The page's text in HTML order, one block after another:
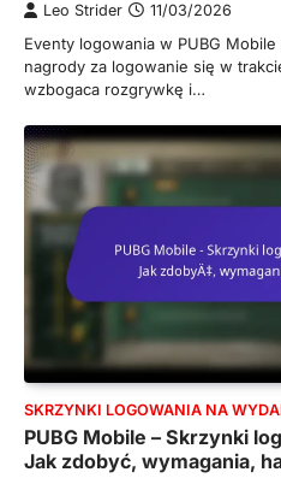
Leo Strider 11/03/2026
Eventy logowania w PUBG
nagrody za logowanie się w
wzbogaca rozgrywkę i…
SKRZYNKI LOGOWANIA NA
PUBG Mobile – Skrzynki
Jak zdobyć, wymagania,